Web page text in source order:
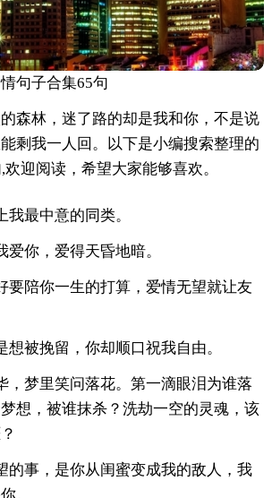
句子合集65句
森林，迷了路的却是我和你，不是说
剩我一人回。以下是小编搜索整理的
迎阅读，希望大家能够喜欢。
我最中意的同类。
爱你，爱得天昏地暗。
要陪你一生的打算，爱情无望就让友
想被挽留，你却顺口祝我自由。
，梦里笑问落花。第一滴眼泪为谁落
想，被谁抹杀？洗劫一空的灵魂，该
的事，是你从闺蜜变成我的敌人，我